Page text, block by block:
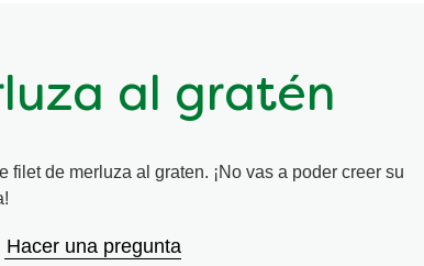
al gratén
filet de merluza al graten. ¡No vas a poder creer su
Hacer una pregunta